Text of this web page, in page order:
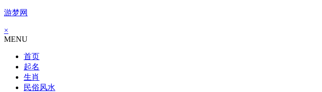
游梦网
×
MENU
首页
起名
生肖
民俗风水